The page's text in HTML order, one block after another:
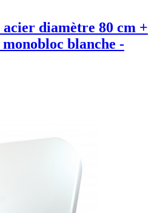
diamètre 80 cm +
blanche -